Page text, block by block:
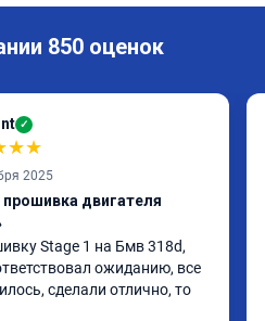
850 оценок
✓
★★
2025
двигателя
Stage 1 на Бмв 318d,
ожиданию, все
сделали отлично, то